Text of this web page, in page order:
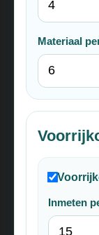
Materiaal
Inmeten